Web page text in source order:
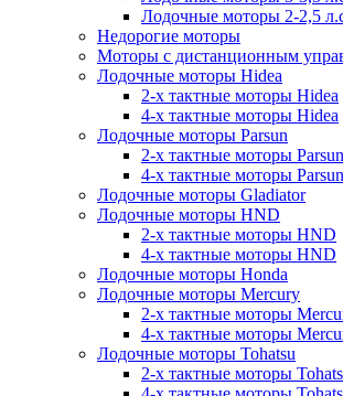
Лодочные моторы 2-2,5
Недорогие моторы
Моторы с дистанционным
Лодочные моторы Hidea
2-х тактные моторы Hidea
4-х тактные моторы Hidea
Лодочные моторы Parsun
2-х тактные моторы Parsun
4-х тактные моторы Parsun
Лодочные моторы Gladiator
Лодочные моторы HND
2-х тактные моторы HND
4-х тактные моторы HND
Лодочные моторы Honda
Лодочные моторы Mercury
2-х тактные моторы
4-х тактные моторы
Лодочные моторы Tohatsu
2-х тактные моторы